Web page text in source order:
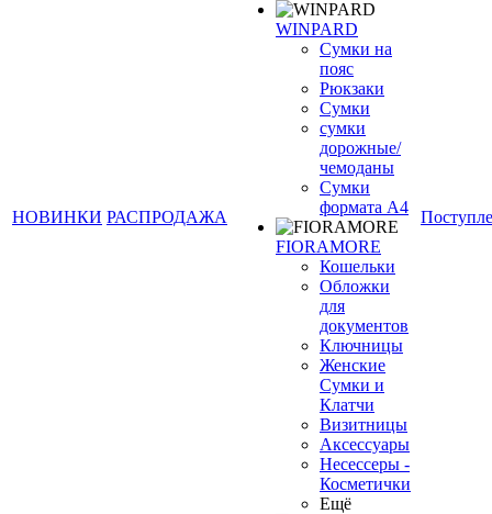
НОВИНКИ РАСПРОДАЖА
WINPARD
Сумки на
пояс
Рюкзаки
Сумки
сумки
дорожные/
чемоданы
Сумки
формата А4
FIORAMORE
Кошельки
Обложки
для
документов
Ключницы
Женские
Сумки и
Клатчи
Визитницы
Аксессуары
Несессеры -
Косметички
Ещё